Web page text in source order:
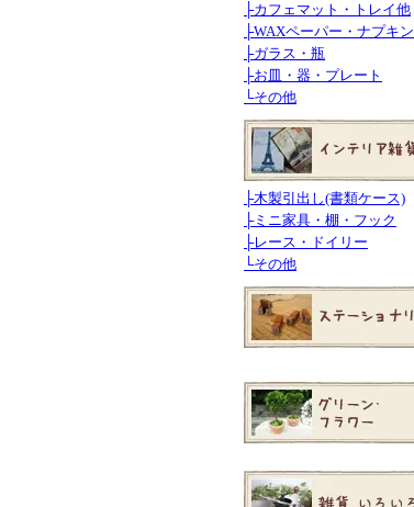
├カフェマット・トレイ他
├WAXペーパー・ナプキン
├ガラス・瓶
├お皿・器・プレート
└その他
├木製引出し(書類ケース)
├ミニ家具・棚・フック
├レース・ドイリー
└その他